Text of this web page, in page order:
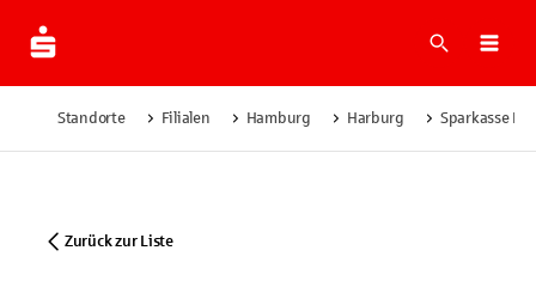
Suche
Standorte Filialen Hamburg Harburg Sparkasse
Zurück zur Liste